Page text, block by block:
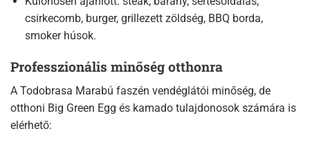
csirkecomb, burger, grillezett zöldség, BBQ borda,
smoker húsok.
Professzionális minőség otthonra
A Todobrasa Marabú faszén vendéglátói minőség, de
otthoni Big Green Egg és kamado tulajdonosok számára is
elérhető: